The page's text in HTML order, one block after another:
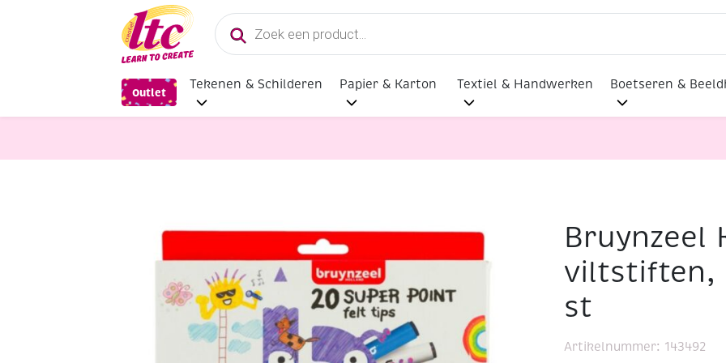
Producten
zoeken
Outlet
Tekenen & Schilderen Papier & Karton Textiel & Handwerken Boetseren &
Tekenmaterialen Bruynzeel Kids super point viltstiften, assortiment 20 stBruynzeel
viltstiften,
st
Artikelnummer: 143492